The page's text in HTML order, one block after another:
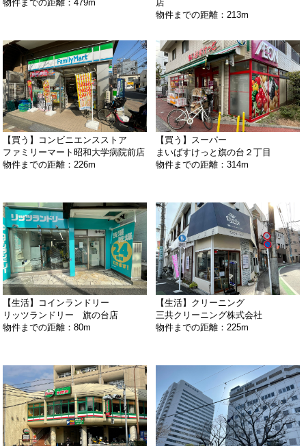
物件までの距離：479m
店
物件までの距離：213m
【買う】コンビニエンスストア
ファミリーマート昭和大学病院前店
物件までの距離：226m
【買う】スーパー
まいばすけっと旗の台２丁目
物件までの距離：314m
【生活】コインランドリー
リッツランドリー 旗の台店
物件までの距離：80m
【生活】クリーニング
三共クリーニング株式会社
物件までの距離：225m